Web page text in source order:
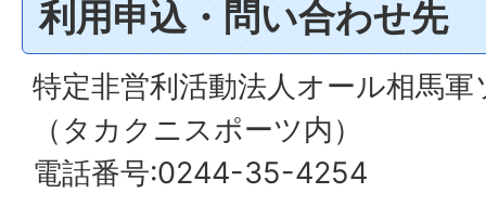
利用申込・問い合わせ先
特定非営利活動法人オール相馬
（タカクニスポーツ内）
電話番号:0244-35-4254